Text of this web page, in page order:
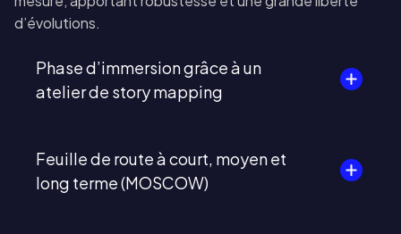
d’évolutions.
Phase d’immersion grâce à un
atelier de story mapping
Feuille de route à court, moyen et
long terme (MOSCOW)